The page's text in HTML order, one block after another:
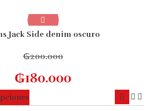
múltiples
variantes.
opciones
pueden
elegir
Jack Side denim oscuro
₲200.000
₲180.000
producto